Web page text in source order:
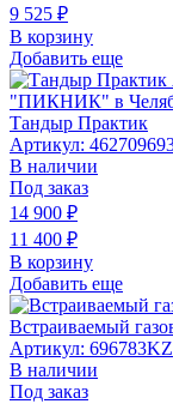
9 525 ₽
В корзину
Добавить еще
Тандыр Практик
Артикул:
В наличии
Под заказ
14 900 ₽
11 400 ₽
В корзину
Добавить еще
Встраиваемый
Артикул: 696783KZ
В наличии
Под заказ